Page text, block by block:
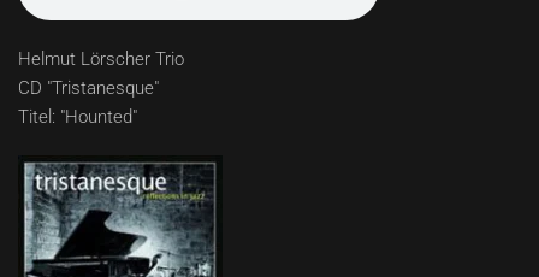
Helmut Lörscher Trio
CD "Tristanesque"
Titel: "Hounted"